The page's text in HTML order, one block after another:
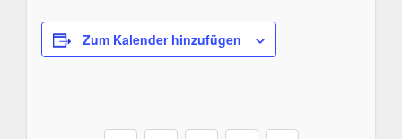
Zum Kalender hinzufügen